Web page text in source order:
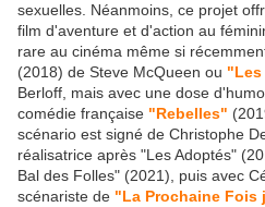
sexuelles. Néanmoins, ce projet
film d'aventure et d'action au
rare au cinéma même si
(2018) de Steve McQueen ou "Les
Berloff, mais avec une dose
comédie française "Rebelles"
scénario est signé de Christophe
réalisatrice après "Les Adoptés"
Bal des Folles" (2021), puis avec
scénariste de "La Prochaine Fois